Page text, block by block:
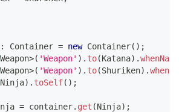
: Container = new Container( ) ;
Weapon>( 'Weapon' ) . to(Katana) .
Weapon>( 'Weapon' ) . to(Shuriken) .
Ninja) . toSelf( ) ;
= container. get (Ninja) ;